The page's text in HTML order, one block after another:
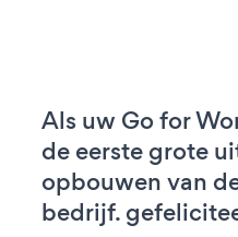
Als uw Go for
de eerste grote
opbouwen van
bedrijf.